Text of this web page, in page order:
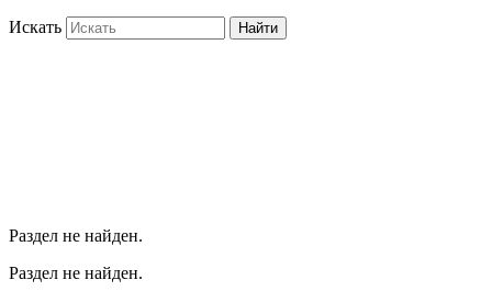
Искать Найти
Раздел не найден.
Раздел не найден.